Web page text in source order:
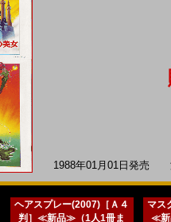
1988年01月01日発売
ヘアスプレー(2007)［Ａ４
判］≪新品≫（1人1冊ま
マス
≪新